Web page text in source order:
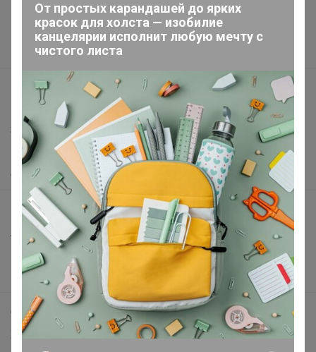
Реклама на сайте
Поставщикам
Вакансии
support@24-ok.ru
Написать в поддержку
Защита покупателя
Помощь
О нас
Все предложения
Анонсы
Новости
Поддержка альпак
Самое выгодное
Хиты продаж
От простых карандашей до ярких
красок для холста — изобилие
канцелярии исполнит любую мечту с
чистого листа